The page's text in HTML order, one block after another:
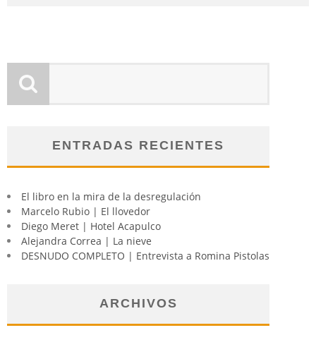
ENTRADAS RECIENTES
El libro en la mira de la desregulación
Marcelo Rubio | El llovedor
Diego Meret | Hotel Acapulco
Alejandra Correa | La nieve
DESNUDO COMPLETO | Entrevista a Romina Pistolas
ARCHIVOS